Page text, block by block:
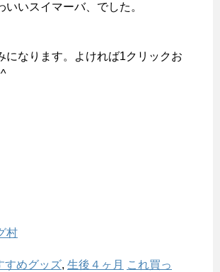
いいスイマーバ、でした。
になります。よければ1クリックお
村
すめグッズ, 生後４ヶ月 これ買っ